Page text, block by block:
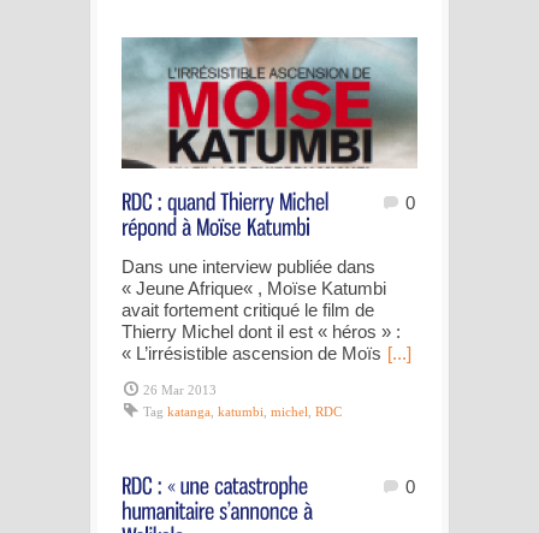
0
Dans une interview publiée dans
« Jeune Afrique« , Moïse Katumbi
avait fortement critiqué le film de
Thierry Michel dont il est « héros » :
« L’irrésistible ascension de Moïs [...]
26 Mar 2013
Tag katanga katumbi michel RDC
0